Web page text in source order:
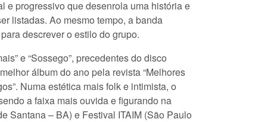
e progressivo que desenrola uma história e
listadas. Ao mesmo tempo, a banda
descrever o estilo do grupo.
e “Sossego”, precedentes do disco
álbum do ano pela revista “Melhores
Numa estética mais folk e intimista, o
a faixa mais ouvida e figurando na
Santana – BA) e Festival ITAIM (São Paulo